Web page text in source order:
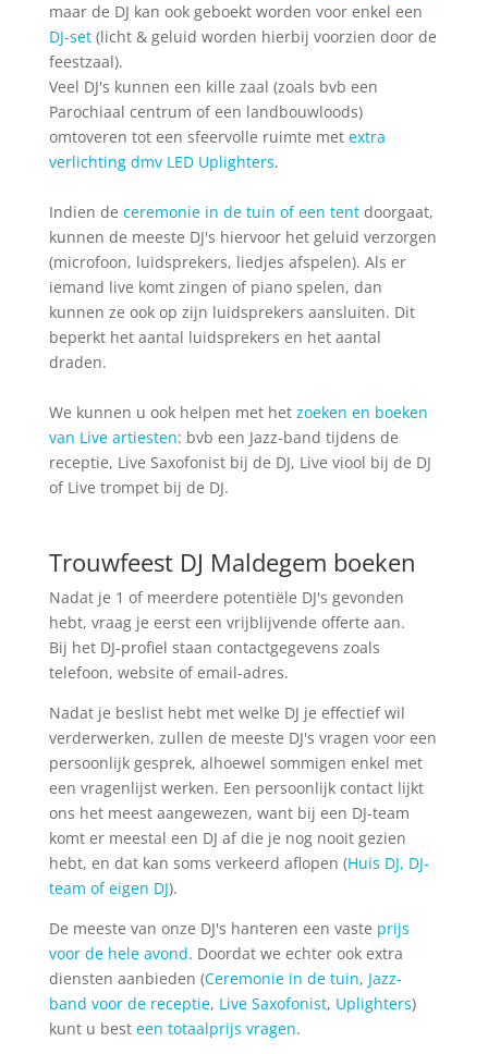
maar de DJ kan ook geboekt worden voor enkel een
DJ-set (licht & geluid worden hierbij voorzien door de
feestzaal).
Veel DJ's kunnen een kille zaal (zoals bvb een
Parochiaal centrum of een landbouwloods)
omtoveren tot een sfeervolle ruimte met extra
verlichting dmv LED Uplighters.
Indien de ceremonie in de tuin of een tentdoorgaat,
kunnen de meeste DJ's hiervoor het geluid verzorgen
(microfoon, luidsprekers, liedjes afspelen). Als er
iemand live komt zingen of piano spelen, dan
kunnen ze ook op zijn luidsprekers aansluiten. Dit
beperkt het aantal luidsprekers en het aantal
draden.
We kunnen u ook helpen met het zoeken en boeken
van Live artiesten: bvb een Jazz-band tijdens de
receptie, Live Saxofonist bij de DJ, Live viool bij de DJ
of Live trompet bij de DJ.
Trouwfeest DJ Maldegem boeken
Nadat je 1 of meerdere potentiële DJ's gevonden
hebt, vraag je eerst een vrijblijvende offerte aan.
Bij het DJ-profiel staan contactgegevens zoals
telefoon, website of email-adres.
Nadat je beslist hebt met welke DJ je effectief wil
verderwerken, zullen de meeste DJ's vragen voor een
persoonlijk gesprek, alhoewel sommigen enkel met
een vragenlijst werken. Een persoonlijk contact lijkt
ons het meest aangewezen, want bij een DJ-team
komt er meestal een DJ af die je nog nooit gezien
hebt, en dat kan soms verkeerd aflopen (Huis DJ, DJ-
team of eigen DJ).
De meeste van onze DJ's hanteren een vaste prijs
voor de hele avond. Doordat we echter ook extra
diensten aanbieden (Ceremonie in de tuin, Jazz-
band voor de receptie, Live Saxofonist, Uplighters)
kunt u best een totaalprijs vragen.